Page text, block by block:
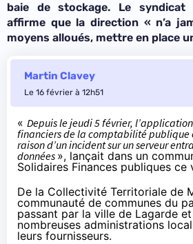
baie de stockage. Le syndicat
affirme que la direction « n’a
moyens alloués, mettre en place
Martin Clavey
Le 16 février à 12h51
« Depuis le jeudi 5 février,
financiers de la comptabilité publique
raison d’un incident sur un serveur
données », lançait dans un
Solidaires Finances publiques ce
De la Collectivité Territoriale de
communauté de communes du
passant par la ville de Lagarde et
nombreuses administrations
leurs fournisseurs.